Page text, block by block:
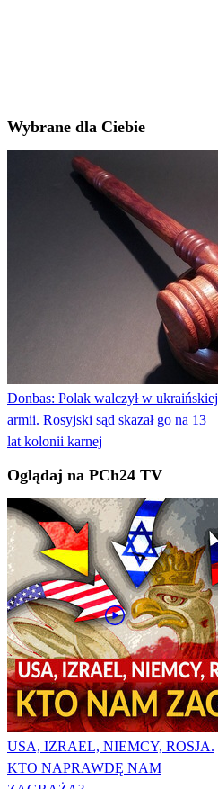
Wybrane dla Ciebie
Donbas: Polak walczył w ukraińskiej
armii. Rosyjski sąd skazał go na 13
lat kolonii karnej
Oglądaj na PCh24 TV
USA, IZRAEL, NIEMCY, ROSJA.
KTO NAPRAWDĘ NAM